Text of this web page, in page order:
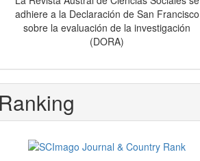
adhiere a la Declaración de San Francisco
sobre la evaluación de la investigación
(DORA)